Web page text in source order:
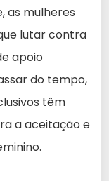
as mulheres
lutar contra
apoio
do tempo,
têm
a aceitação e